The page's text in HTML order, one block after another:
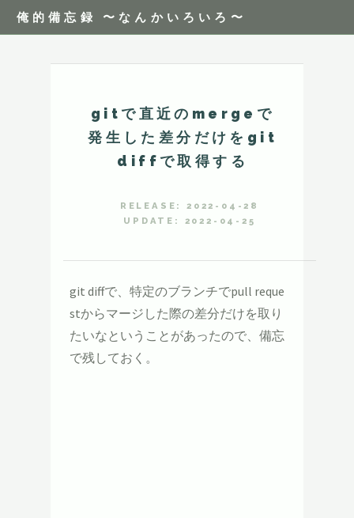
俺的備忘録 〜なんかいろいろ〜
gitで直近のmergeで
発生した差分だけをgit
diffで取得する
RELEASE: 2022-04-28
UPDATE: 2022-04-25
git diffで、特定のブランチでpull reque
stからマージした際の差分だけを取り
たいなということがあったので、備忘
で残しておく。